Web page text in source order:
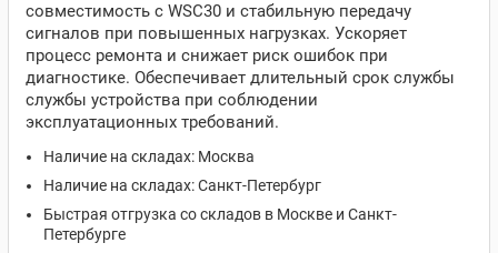
совместимость с WSC30 и стабильную передачу
сигналов при повышенных нагрузках. Ускоряет
процесс ремонта и снижает риск ошибок при
диагностике. Обеспечивает длительный срок службы
службы устройства при соблюдении
эксплуатационных требований.
Наличие на складах: Москва
Наличие на складах: Санкт-Петербург
Быстрая отгрузка со складов в Москве и Санкт-
Петербурге